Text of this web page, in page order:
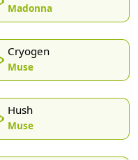
Madonna
Cryogen
Muse
Hush
Muse